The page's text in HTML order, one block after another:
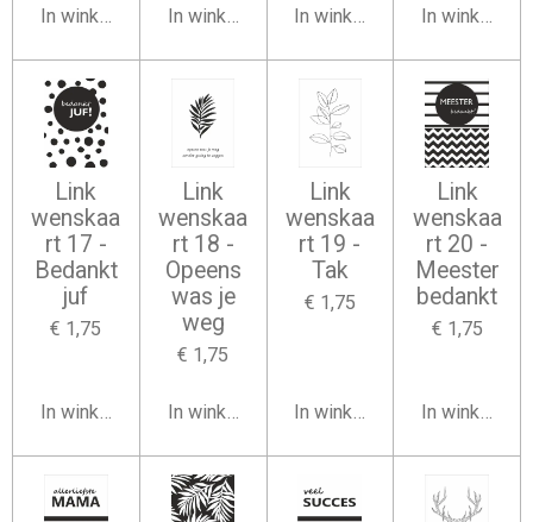
In winkelwagen In winkelwagenIn winkelwagenIn
Link
wenskaa
rt 17 -
Bedankt
juf
€ 1,75
In winkelwagen
Link
wenskaa
rt 18 -
Opeens
was je
weg
€ 1,75
In winkelwagen
Link
wenskaa
rt 19 -
Tak
€ 1,75
In winkelwagen
Link
wenskaa
rt 20 -
Meester
bedankt
€ 1,75
In